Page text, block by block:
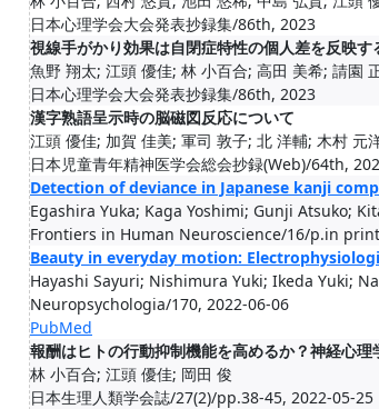
日本心理学会大会発表抄録集/86th, 2023
視線手がかり効果は自閉症特性の個人差を反映す
魚野 翔太; 江頭 優佳; 林 小百合; 高田 美希; 請園
日本心理学会大会発表抄録集/86th, 2023
漢字熟語呈示時の脳磁図反応について
江頭 優佳; 加賀 佳美; 軍司 敦子; 北 洋輔; 木村 元
日本児童青年精神医学会総会抄録(Web)/64th,
Detection of deviance in Japanese kanji
Egashira Yuka; Kaga Yoshimi; Gunji Atsuko;
Frontiers in Human Neuroscience/16/p.in
Beauty in everyday motion:
Hayashi Sayuri; Nishimura Yuki; Ikeda Yuki;
Neuropsychologia/170, 2022-06-06
PubMed
報酬はヒトの行動抑制機能を高めるか？神経心
林 小百合; 江頭 優佳; 岡田 俊
日本生理人類学会誌/27(2)/pp.38-45, 2022-05-25